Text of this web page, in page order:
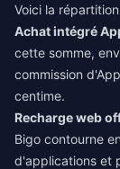
Voici la
Achat intégré
cette somme,
commission
centime.
Recharge web
Bigo contourne
d'applications et